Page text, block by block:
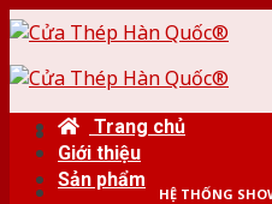
Skip
content
HỆ THỐNG
Trang chủ
Giới thiệu
Sản phẩm